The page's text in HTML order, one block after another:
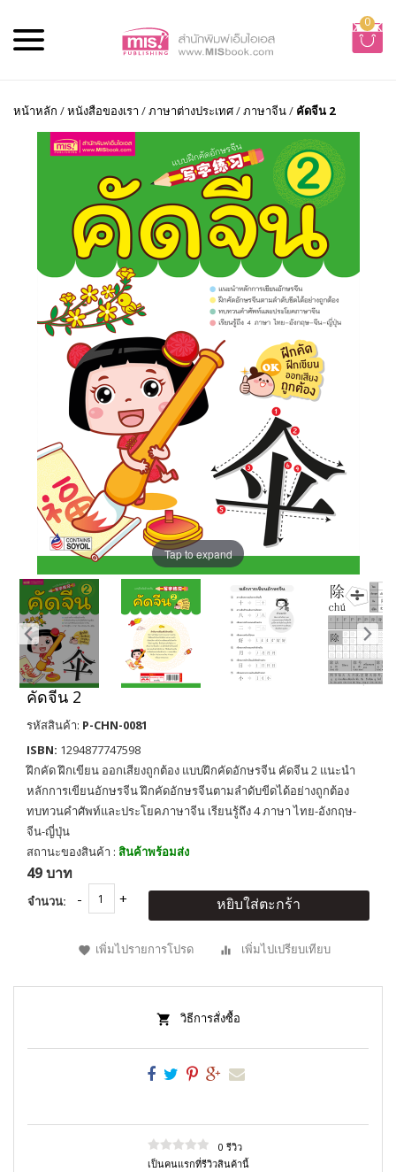
0
หน้าหลัก /หนังสือของเรา /ภาษาต่างประเทศ/ภาษาจีน/ คัดจีน 2
Tap to expand
คัดจีน 2
รหัสสินค้า: P-CHN-0081
ISBN: 1294877747598
ฝึกคัด ฝึกเขียน ออกเสียงถูกต้อง แบบฝึกคัดอักษรจีน คัดจีน 2 แนะนำ
หลักการเขียนอักษรจีน ฝึกคัดอักษรจีนตามลำดับขีดได้อย่างถูกต้อง
ทบทวนคำศัพท์และประโยคภาษาจีน เรียนรู้ถึง 4 ภาษา ไทย-อังกฤษ-
จีน-ญี่ปุ่น
สถานะของสินค้า : สินค้าพร้อมส่ง
49 บาท
จำนวน: หยิบใส่ตะกร้า
เพิ่มไปรายการโปรด เพิ่มไปเปรียบเทียบ
วิธีการสั่งซื้อ
0 รีวิว
เป็นคนแรกที่รีวิวสินค้านี้